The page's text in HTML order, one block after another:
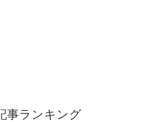
事ランキング